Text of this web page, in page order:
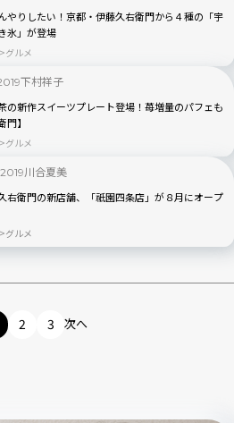
やりしたい！京都・伊藤久右衛門から４種の「宇
氷」が登場
グルメ
下村祥子
の新作スイーツプレート登場！苺増量のパフェも
門】
グルメ
川合夏美
右衛門の新店舗、「祇園四条店」が８月にオープ
グルメ
2 3 次へ